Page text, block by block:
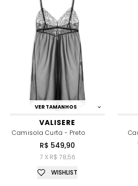
VER TAMANHOS
VALISERE
Camisola Curta - Preto
R$ 549,90
7 X R$ 78,56
WISHLIST